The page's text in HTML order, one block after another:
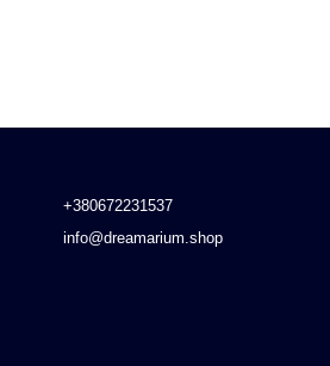
+380672231537
info@dreamarium.shop